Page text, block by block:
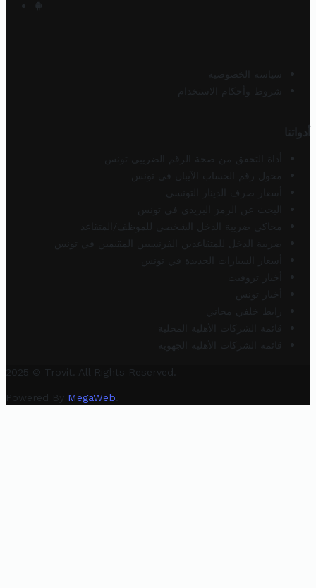
سياسة الخصوصية
شروط وأحكام الاستخدام
أدواتنا
أداة التحقق من صحة الرقم الضريبي تونس
محول رقم الحساب الآيبان في تونس
أسعار صرف الدينار التونسي
البحث عن الرمز البريدي في تونس
محاكي ضريبة الدخل الشخصي للموظف/المتقاعد
ضريبة الدخل للمتقاعدين الفرنسيين المقيمين في تونس
أسعار السيارات الجديدة في تونس
أخبار تروفيت
أخبار تونس
رابط خلفي مجاني
قائمة الشركات الأهلية المحلية
قائمة الشركات الأهلية الجهوية
2025 © Trovit. All Rights Reserved.
Powered By MegaWeb